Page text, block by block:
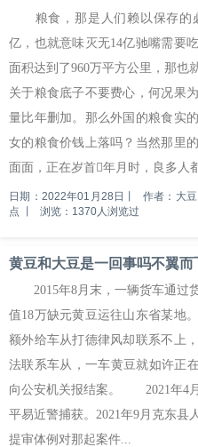
粮食，那是人们赖以保存的
亿，也就意味灭无14亿驰嘴需要
面积达到了960万平方公里，那也
关于粮食底子不要费心，何况果
量比年删加。那么外国的粮食实
女的粮食价钱上落吗？当然那里
面面，正在岁首年月时，良多人
日期：2022年01月28日 作者：大豆
点
浏览：1370人浏览过
黄豆和大豆是一回事吗不翼而
2015年8月末，一辆货车通过
值18万缺元黄豆运往山东省某地
额外给车从打德律风却联系不上
法联系车从，一车黄豆就如许正
向公安机关报结案。 2021年4
平易近警捕获。2021年9月克东县
提审体例对那起案件...